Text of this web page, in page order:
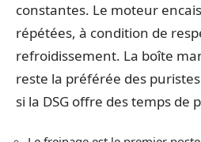
constantes. Le moteur
répétées, à condition de
refroidissement. La boîte
reste la préférée des
si la DSG offre des temps de